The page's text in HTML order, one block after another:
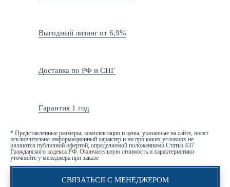
Выгодный лизинг от 6,9%
Доставка по РФ и СНГ
Гарантия 1 год
* Представленные размеры, комплектации и цены, указанные на сайте, носят
исключительно информационный характер и ни при каких условиях не
являются публичной офертой, определяемой положениями Статьи 437
Гражданского кодекса РФ. Окончательную стоимость и характеристики
уточняйте у менеджера при заказе
СВЯЗАТЬСЯ С МЕНЕДЖЕРОМ